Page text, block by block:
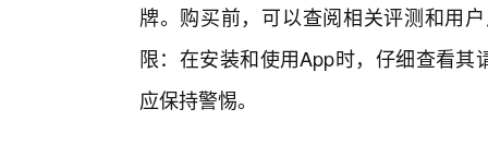
牌。购买前，可以查阅相关评测和用
限：在安装和使用App时，仔细查看
应保持警惕。